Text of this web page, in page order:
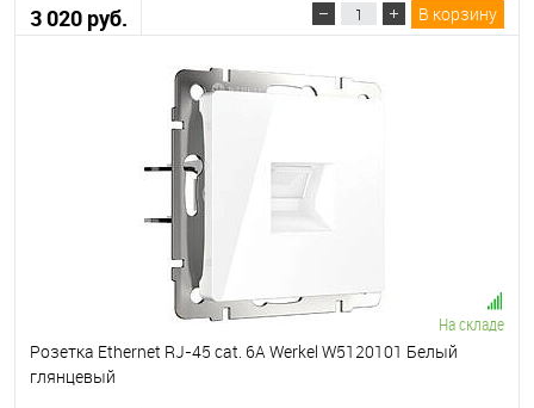
3 020 руб. В корзину
На складе
Розетка Ethernet RJ-45 cat. 6A Werkel W5120101 Белый
глянцевый